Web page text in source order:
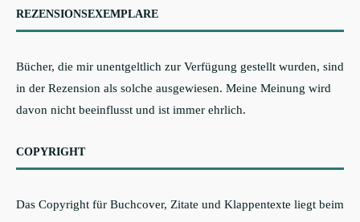
REZENSIONSEXEMPLARE
Bücher, die mir unentgeltlich zur Verfügung gestellt wurden, sind
in der Rezension als solche ausgewiesen. Meine Meinung wird
davon nicht beeinflusst und ist immer ehrlich.
COPYRIGHT
Das Copyright für Buchcover, Zitate und Klappentexte liegt beim